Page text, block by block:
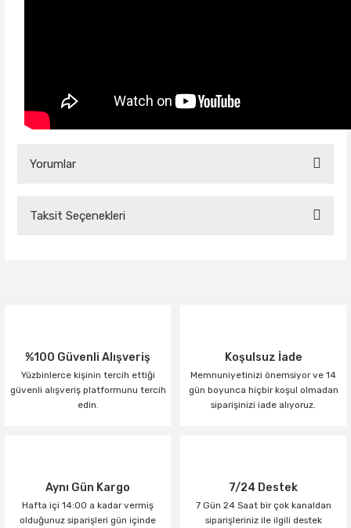
Yorumlar
Taksit Seçenekleri
%100 Güvenli Alışveriş
Yüzbinlerce kişinin tercih ettiği
güvenli alışveriş platformunu tercih
edin.
Koşulsuz İade
Memnuniyetinizi önemsiyor ve 14
gün boyunca hiçbir koşul olmadan
siparişinizi iade alıyoruz.
Aynı Gün Kargo
Hafta içi 14:00 a kadar vermiş
olduğunuz siparişleri gün içinde
7/24 Destek
7 Gün 24 Saat bir çok kanaldan
siparişleriniz ile ilgili destek